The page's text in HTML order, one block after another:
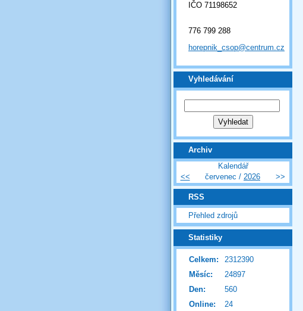
IČO 71198652
776 799 288
horepnik_csop@centrum.cz
Vyhledávání
Archiv
Kalendář
<<
červenec / 2026 >>
RSS
Přehled zdrojů
Statistiky
Online: 24
Celkem:
2312390
Měsíc:
24897
Den:
560